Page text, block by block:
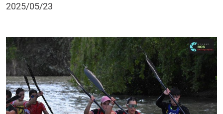
2025/05/23